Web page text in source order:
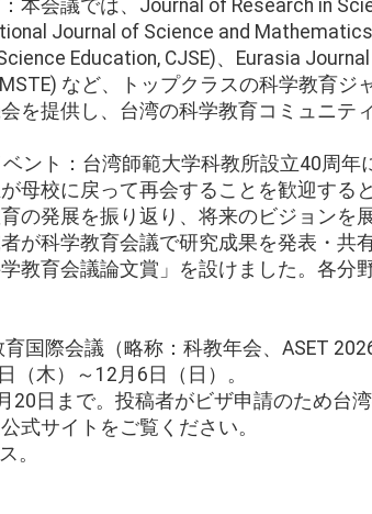
本会議では、Journal of Research in
Journal of Science and
Education, CJSE)、Eurasia
など、トップクラスの科学教育ジ
を提供し、台湾の科学教育コミュニテ
ント：台湾師範大学科教所設立40周年
母校に戻って再会することを歓迎する
の発展を振り返り、将来のビジョンを
が科学教育会議で研究成果を発表・共
教育会議論文賞」を設けました。各分
国際会議（略称：科教年会、ASET 2026
（木）～12月6日（日）。
20日まで。投稿者がビザ申請のため台
式サイトをご覧ください。
。